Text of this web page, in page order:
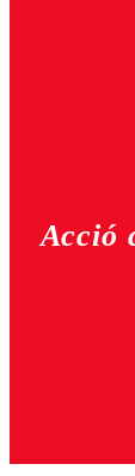
Acció